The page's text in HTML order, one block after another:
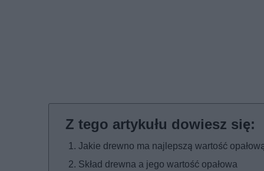
Jakie drewno ma najlepszą wartość
Skład drewna a jego wartość opałowa